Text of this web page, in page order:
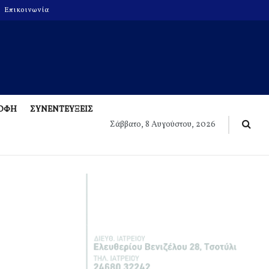
Επικοινωνία
ΣΥΝΕΝΤΕΥΞΕΙΣ
Σάββατο, 8 Αυγούστου, 2026